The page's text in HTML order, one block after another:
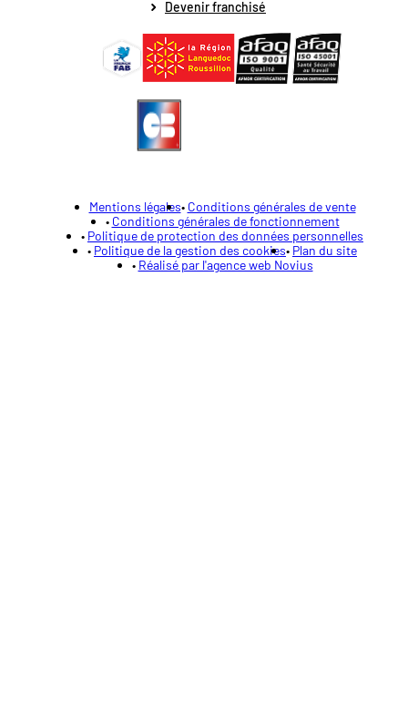
Devenir franchisé
Mentions légales Conditions générales de vente
Conditions générales de fonctionnement
Politique de protection des données personnelles
Politique de la gestion des cookies Plan du site
Réalisé par l'agence web Novius